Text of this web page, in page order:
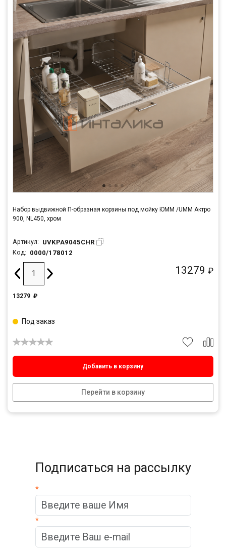
Набор выдвижной П-образная корзины под мойку ЮММ /UMM Актро
900, NL450, хром
Артикул: UVKPA9045CHR
Код: 0000/178012
13279 ₽
13279 ₽
Добавить в корзину
Перейти в корзину
Под заказ
Подписаться на рассылку
*
*